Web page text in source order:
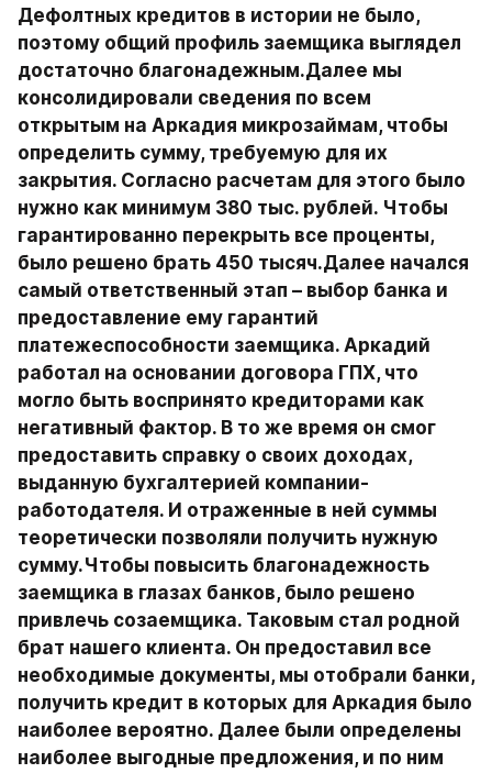
Дефолтных кредитов в истории не было,
поэтому общий профиль заемщика выглядел
достаточно благонадежным.Далее мы
консолидировали сведения по всем
открытым на Аркадия микрозаймам, чтобы
определить сумму, требуемую для их
закрытия. Согласно расчетам для этого было
нужно как минимум 380 тыс. рублей. Чтобы
гарантированно перекрыть все проценты,
было решено брать 450 тысяч.Далее начался
самый ответственный этап – выбор банка и
предоставление ему гарантий
платежеспособности заемщика. Аркадий
работал на основании договора ГПХ, что
могло быть воспринято кредиторами как
негативный фактор. В то же время он смог
предоставить справку о своих доходах,
выданную бухгалтерией компании-
работодателя. И отраженные в ней суммы
теоретически позволяли получить нужную
сумму.Чтобы повысить благонадежность
заемщика в глазах банков, было решено
привлечь созаемщика. Таковым стал родной
брат нашего клиента. Он предоставил все
необходимые документы, мы отобрали банки,
получить кредит в которых для Аркадия было
наиболее вероятно. Далее были определены
наиболее выгодные предложения, и по ним